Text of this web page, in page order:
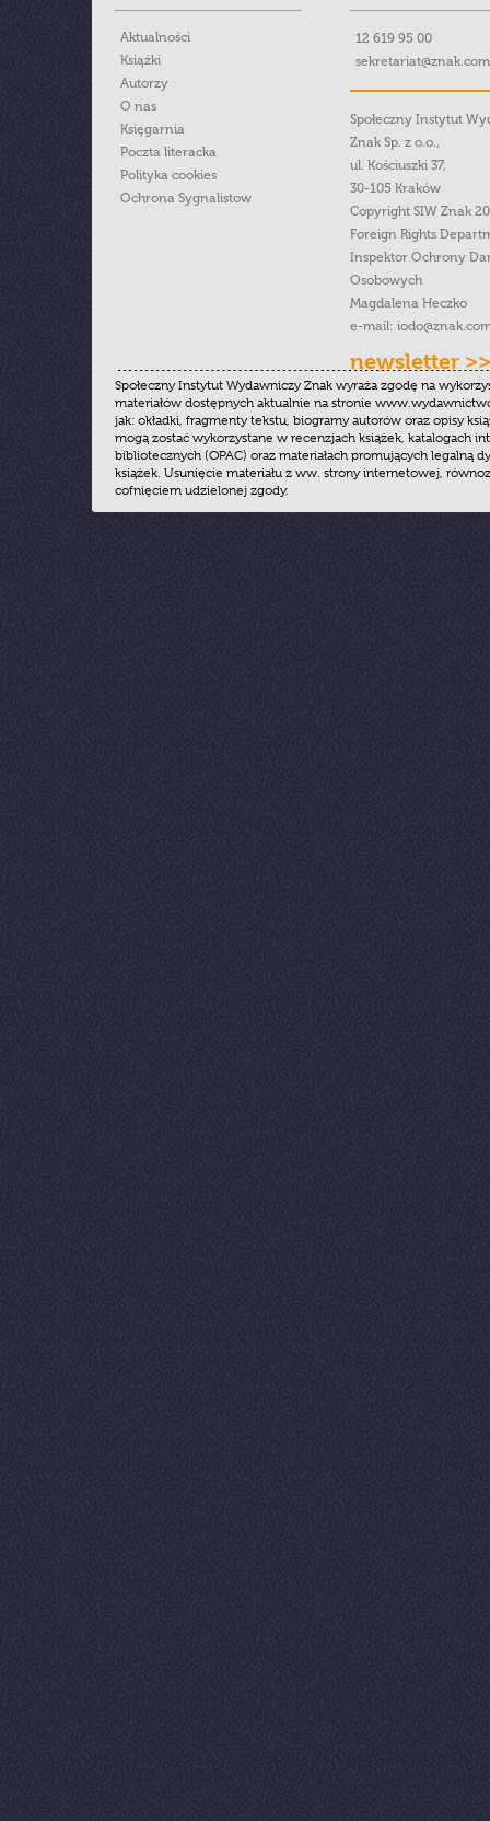
Aktualności
Książki
Autorzy
O nas
Księgarnia
Poczta literacka
Polityka cookies
Ochrona Sygnalistow
12 619 95 00
Społeczny Instytut
Znak Sp. z o.o.,
ul. Kościuszki 37,
30-105 Kraków
Copyright SIW Znak
Foreign Rights
Inspektor Ochrony
Osobowych
Magdalena Heczko
e-mail:
newsletter >>
Społeczny Instytut Wydawniczy Znak wyraża zgodę na
materiałów dostępnych aktualnie na stronie
jak: okładki, fragmenty tekstu, biogramy autorów oraz opisy
mogą zostać wykorzystane w recenzjach książek, katalogach
bibliotecznych (OPAC) oraz materiałach promujących legalną
książek. Usunięcie materiału z ww. strony internetowej,
cofnięciem udzielonej zgody.